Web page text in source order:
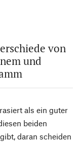
von
und
als ein guter
beiden
daran scheiden